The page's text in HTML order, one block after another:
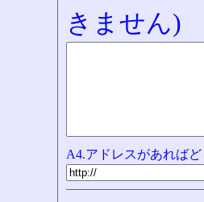
きません)
A4.アドレスがあれば